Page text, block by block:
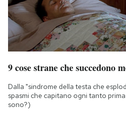
9 cose strane che succedono
Dalla "sindrome della testa che
spasmi che capitano ogni tanto
sono?)